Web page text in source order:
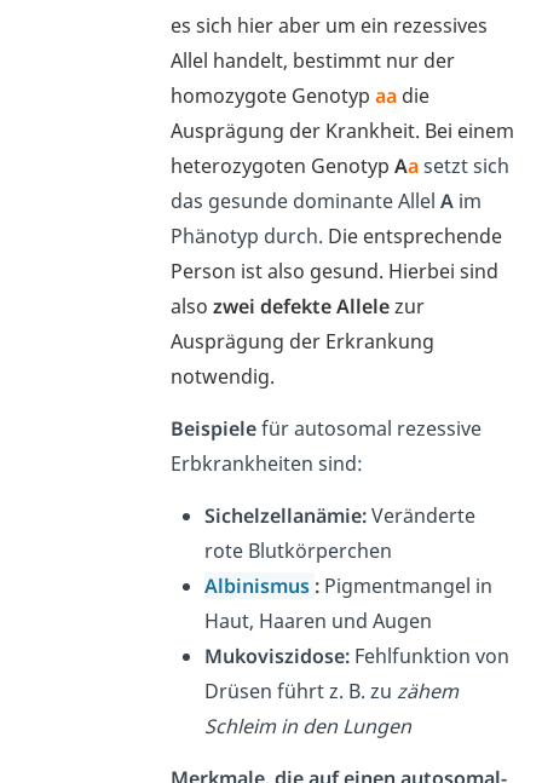
es sich hier aber um ein rezessives
Allel handelt, bestimmt nur der
homozygote Genotypaa die
Ausprägung der Krankheit. Bei einem
heterozygoten GenotypAasetzt sich
das gesunde dominante AllelA im
Phänotyp durch. Die entsprechende
Person ist also gesund. Hierbei sind
alsozwei defekte Allelezur
Ausprägung der Erkrankung
notwendig.
Beispielefür autosomal rezessive
Erbkrankheiten sind:
Sichelzellanämie:Veränderte
rote Blutkörperchen
Albinismus : Pigmentmangel in
Haut, Haaren und Augen
Mukoviszidose: Fehlfunktion von
Drüsen führt z. B. zuzähem
Schleim in den Lungen